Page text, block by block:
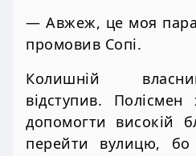
— Авжеж, це моя
промовив Сопі.
Колишній
відступив. Полісмен
допомогти високій
перейти вулицю, бо